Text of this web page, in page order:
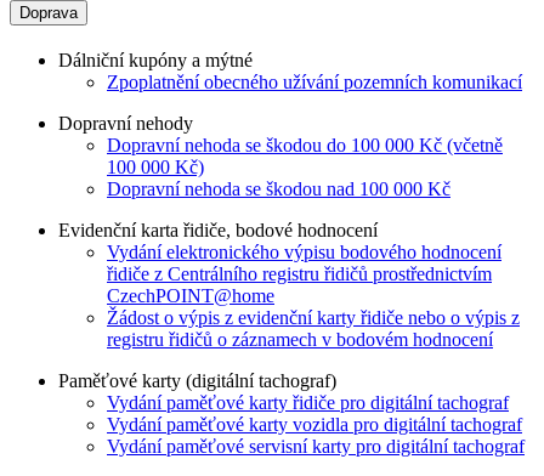
Doprava
Dálniční kupóny a mýtné
Zpoplatnění obecného užívání pozemních komunikací
Dopravní nehody
Dopravní nehoda se škodou do 100 000 Kč (včetně
100 000 Kč)
Dopravní nehoda se škodou nad 100 000 Kč
Evidenční karta řidiče, bodové hodnocení
Vydání elektronického výpisu bodového hodnocení
řidiče z Centrálního registru řidičů prostřednictvím
CzechPOINT@home
Žádost o výpis z evidenční karty řidiče nebo o výpis z
registru řidičů o záznamech v bodovém hodnocení
Paměťové karty (digitální tachograf)
Vydání paměťové karty řidiče pro digitální tachograf
Vydání paměťové karty vozidla pro digitální tachograf
Vydání paměťové servisní karty pro digitální tachograf